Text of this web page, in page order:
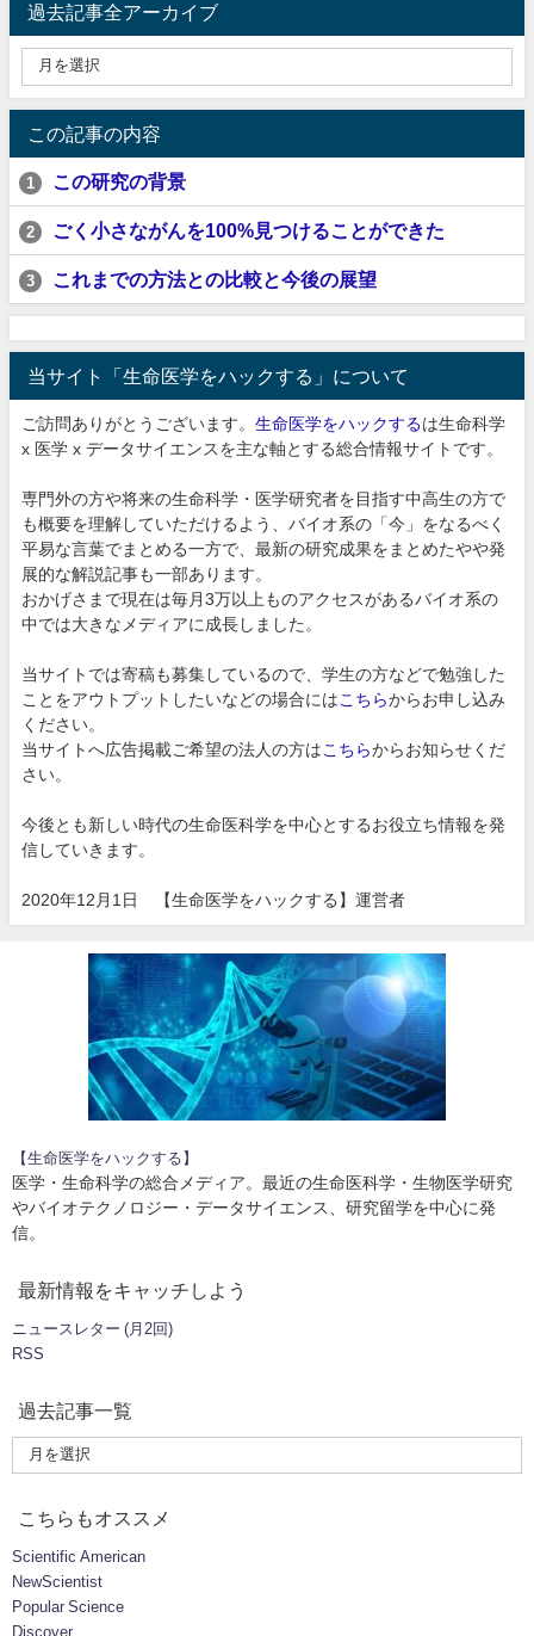
過去記事全アーカイブ
この記事の内容
1 この研究の背景
2 ごく小さながんを100%見つけることができた
3 これまでの方法との比較と今後の展望
当サイト「生命医学をハックする」について
ご訪問ありがとうございます。 生命医学をハックするは生命科学
x 医学 x データサイエンスを主な軸とする総合情報サイトです。
専門外の方や将来の生命科学・医学研究者を目指す中高生の方で
も概要を理解していただけるよう、バイオ系の「今」をなるべく
平易な言葉でまとめる一方で、最新の研究成果をまとめたやや発
展的な解説記事も一部あります。
おかげさまで現在は毎月3万以上ものアクセスがあるバイオ系の
中では大きなメディアに成長しました。
当サイトでは寄稿も募集しているので、学生の方などで勉強した
ことをアウトプットしたいなどの場合には こちらからお申し込み
ください。
当サイトへ広告掲載ご希望の法人の方は こちらからお知らせくだ
さい。
今後とも新しい時代の生命医科学を中心とするお役立ち情報を発
信していきます。
2020年12月1日 【生命医学をハックする】運営者
【生命医学をハックする】
医学・生命科学の総合メディア。最近の生命医科学・生物医学研究
やバイオテクノロジー・データサイエンス、研究留学を中心に発
信。
最新情報をキャッチしよう
ニュースレター (月2回)
RSS
過去記事一覧
こちらもオススメ
Scientific American
NewScientist
Popular Science
Discover